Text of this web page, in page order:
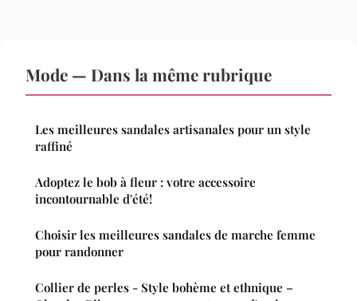
Mode — Dans la même rubrique
Les meilleures sandales artisanales pour un style
raffiné
Adoptez le bob à fleur : votre accessoire
incontournable d'été!
Choisir les meilleures sandales de marche femme
pour randonner
Collier de perles - Style bohème et ethnique –